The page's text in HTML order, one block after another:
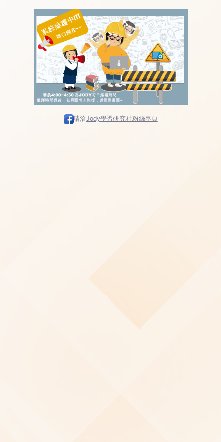
請洽Jody學習研究社粉絲專頁